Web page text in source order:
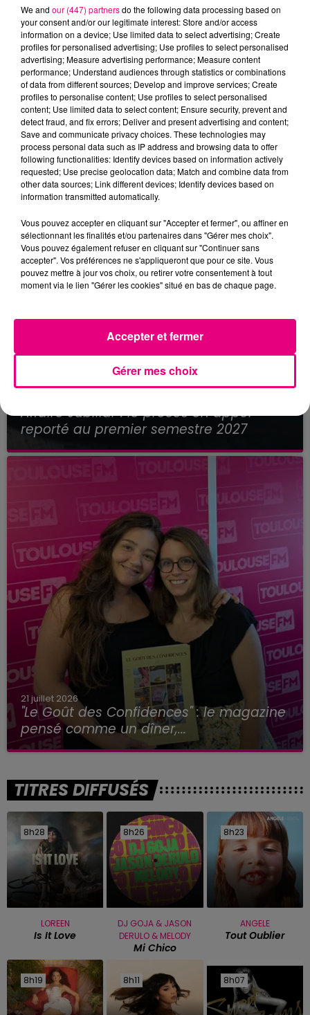
22 juillet 2026
Toulouse : circulation perturbée dans le
secteur François Verdier...
Affaire Jubillar : le procès en appel
reporté au premier semestre 2027
21 juillet 2026
"Le Goût des Confidences" : le magazine
pensé comme un dîner,...
TITRES DIFFUSÉS
8h28
8h28
LOREEN
Is It Love
8h26
8h26
DJ GOJA & JASON
DERULO & MELODY
Mi Chico
8h23
8h23
ANGELE
Tout Oublier
8h19
8h19 8h11
8h11 8h07
8h07
We and our (447) partnersdo the following data processing based on
your consent and/or our legitimate interest: Store and/or access
information on a device; Use limited data to select advertising; Create
profiles for personalised advertising; Use profiles to select personalised
advertising; Measure advertising performance; Measure content
performance; Understand audiences through statistics or combinations
of data from different sources; Develop and improve services; Create
profiles to personalise content; Use profiles to select personalised
content; Use limited data to select content; Ensure security, prevent and
detect fraud, and fix errors; Deliver and present advertising and content;
Save and communicate privacy choices. These technologies may
process personal data such as IP address and browsing data to offer
following functionalities: Identify devices based on information actively
requested; Use precise geolocation data; Match and combine data from
other data sources; Link different devices; Identify devices based on
information transmitted automatically.
Vous pouvez accepter en cliquant sur "Accepter et fermer", ou affiner en
sélectionnant les finalités et/ou partenaires dans "Gérer mes choix".
Vous pouvez également refuser en cliquant sur "Continuer sans
accepter". Vos préférences ne s'appliqueront que pour ce site. Vous
pouvez mettre à jour vos choix, ou retirer votre consentement à tout
moment via le lien "Gérer les cookies" situé en bas de chaque page.
Gérer mes choix
Accepter et fermer